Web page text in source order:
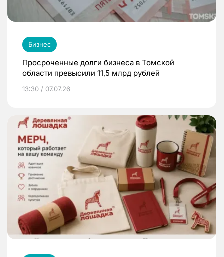
Бизнес
Просроченные долги бизнеса в Томской
области превысили 11,5 млрд рублей
13:30 / 07.07.26